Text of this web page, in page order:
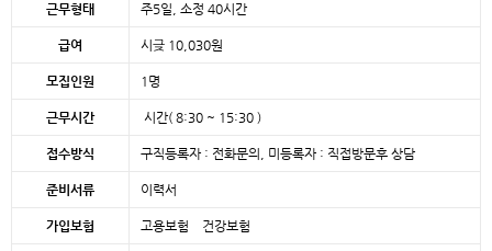
근무형태 주5일, 소정 40시간
급여 시긎 10,030원
모집인원 1명
근무시간 시간( 8:30 ~ 15:30 )
접수방식 구직등록자 : 전화문의, 미등록자 : 직접방문후 상담
준비서류 이력서
가입보험 고용보험 건강보험